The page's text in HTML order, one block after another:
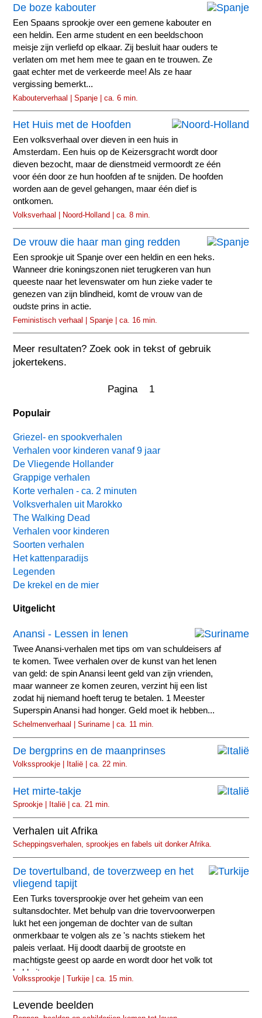
De boze kabouter
Een Spaans sprookje over een gemene kabouter en
een heldin. Een arme student en een beeldschoon
meisje zijn verliefd op elkaar. Zij besluit haar ouders te
verlaten om met hem mee te gaan en te trouwen. Ze
gaat echter met de verkeerde mee! Als ze haar
vergissing bemerkt...
Kabouterverhaal | Spanje | ca. 6 min.
Het Huis met de Hoofden
Een volksverhaal over dieven in een huis in
Amsterdam. Een huis op de Keizersgracht wordt door
dieven bezocht, maar de dienstmeid vermoordt ze één
voor één door ze hun hoofden af te snijden. De hoofden
worden aan de gevel gehangen, maar één dief is
ontkomen.
Volksverhaal | Noord-Holland | ca. 8 min.
De vrouw die haar man ging redden
Een sprookje uit Spanje over een heldin en een heks.
Wanneer drie koningszonen niet terugkeren van hun
queeste naar het levenswater om hun zieke vader te
genezen van zijn blindheid, komt de vrouw van de
oudste prins in actie.
Feministisch verhaal | Spanje | ca. 16 min.
Meer resultaten? Zoek ook in tekst of gebruik
jokertekens.
Pagina 1
Populair
Griezel- en spookverhalen
Verhalen voor kinderen vanaf 9 jaar
De Vliegende Hollander
Grappige verhalen
Korte verhalen - ca. 2 minuten
Volksverhalen uit Marokko
The Walking Dead
Verhalen voor kinderen
Soorten verhalen
Het kattenparadijs
Legenden
De krekel en de mier
Uitgelicht
Anansi - Lessen in lenen
Twee Anansi-verhalen met tips om van schuldeisers af
te komen. Twee verhalen over de kunst van het lenen
van geld: de spin Anansi leent geld van zijn vrienden,
maar wanneer ze komen zeuren, verzint hij een list
zodat hij niemand hoeft terug te betalen. 1 Meester
Superspin Anansi had honger. Geld moet ik hebben...
Schelmenverhaal | Suriname | ca. 11 min.
De bergprins en de maanprinses
Volkssprookje | Italië | ca. 22 min.
Het mirte-takje
Sprookje | Italië | ca. 21 min.
Verhalen uit Afrika
Scheppingsverhalen, sprookjes en fabels uit donker Afrika.
De tovertulband, de toverzweep en het
vliegend tapijt
Een Turks toversprookje over het geheim van een
sultansdochter. Met behulp van drie tovervoorwerpen
lukt het een jongeman de dochter van de sultan
onmerkbaar te volgen als ze 's nachts stiekem het
paleis verlaat. Hij doodt daarbij de grootste en
machtigste geest op aarde en wordt door het volk tot
held uitgeroepen.
Volkssprookje | Turkije | ca. 15 min.
Levende beelden